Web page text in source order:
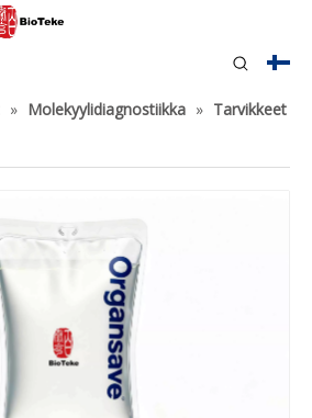
» Molekyylidiagnostiikka » Tarvikkeet